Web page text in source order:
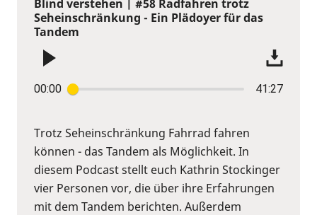
Blind verstehen | #58 Radfahren trotz
Seheinschränkung - Ein Plädoyer für das
Tandem
00:00 41:27
Trotz Seheinschränkung Fahrrad fahren
können - das Tandem als Möglichkeit. In
diesem Podcast stellt euch Kathrin Stockinger
vier Personen vor, die über ihre Erfahrungen
mit dem Tandem berichten. Außerdem